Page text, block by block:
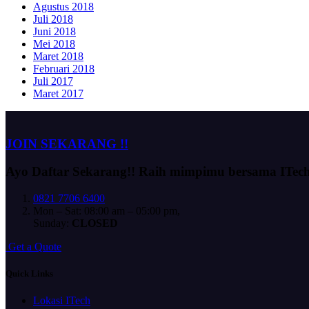
Agustus 2018
Juli 2018
Juni 2018
Mei 2018
Maret 2018
Februari 2018
Juli 2017
Maret 2017
JOIN SEKARANG !!
Ayo Daftar Sekarang!! Raih mimpimu bersama
0821 7706 6400
Mon – Sat: 08:00 am – 05:00 pm,
Sunday: CLOSED
Get a Quote
Quick Links
Lokasi ITech